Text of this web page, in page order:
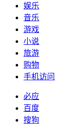
娱乐
音乐
游戏
小说
旅游
购物
手机访问
必应
百度
搜狗